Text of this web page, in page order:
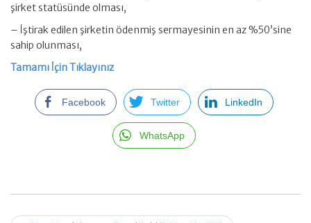
şirket statüsünde olması,
– İştirak edilen şirketin ödenmiş sermayesinin en az %50’sine
sahip olunması,
Tamamı İçin Tıklayınız
Facebook Twitter LinkedIn
WhatsApp